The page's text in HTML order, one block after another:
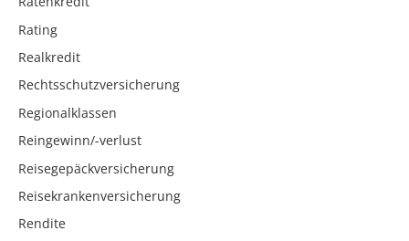
Rating
Realkredit
Rechtsschutzversicherung
Regionalklassen
Reingewinn/-verlust
Reisegepäckversicherung
Reisekrankenversicherung
Rendite